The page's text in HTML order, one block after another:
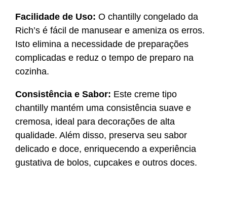
Facilidade de Uso: O chantilly congelado da
Rich’s é fácil de manusear e ameniza os erros.
Isto elimina a necessidade de preparações
complicadas e reduz o tempo de preparo na
cozinha.
Consistência e Sabor: Este creme tipo
chantilly mantém uma consistência suave e
cremosa, ideal para decorações de alta
qualidade. Além disso, preserva seu sabor
delicado e doce, enriquecendo a experiência
gustativa de bolos, cupcakes e outros doces.